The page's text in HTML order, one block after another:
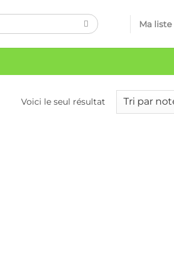
Ma liste
Voici le seul résultat